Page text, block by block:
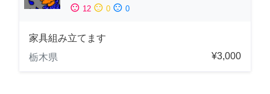
sentiment_satisfied 12 sentiment_neutral 0 sentiment_dissatisfied 0
家具組み立てます
栃木県
¥3,000